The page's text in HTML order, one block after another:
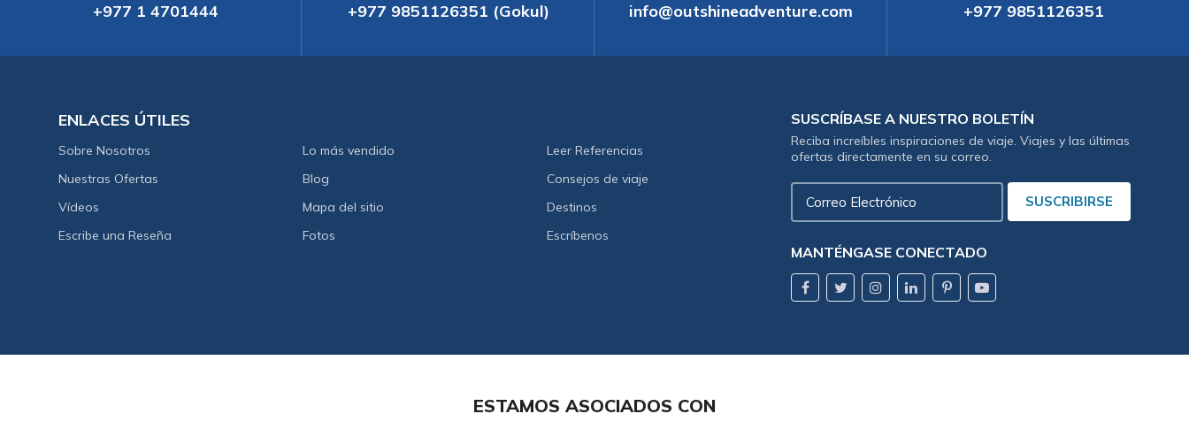
+977 1 4701444 +977 9851126351 (Gokul) info@outshineadventure.com +977 9851126351
ENLACES ÚTILES
Sobre Nosotros Lo más vendido
Leer Referencias
Nuestras Ofertas
Blog
Consejos de viaje
Vídeos
Mapa del sitio
Destinos
Escribe una Reseña
Fotos Escríbenos
SUSCRÍBASE A NUESTRO BOLETÍN
Reciba increíbles inspiraciones de viaje. Viajes y las últimas
ofertas directamente en su correo.
Correo SUSCRIBIRSE
MANTÉNGASE CONECTADO
ESTAMOS ASOCIADOS CON